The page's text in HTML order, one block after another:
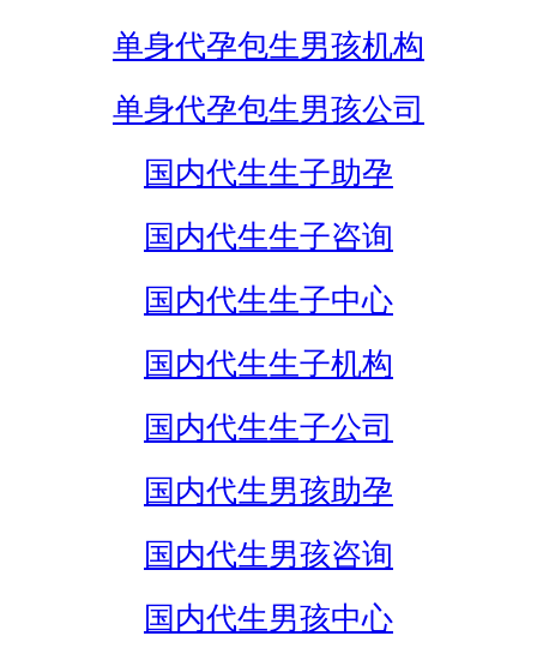
单身代孕包生男孩机构
单身代孕包生男孩公司
国内代生生子助孕
国内代生生子咨询
国内代生生子中心
国内代生生子机构
国内代生生子公司
国内代生男孩助孕
国内代生男孩咨询
国内代生男孩中心